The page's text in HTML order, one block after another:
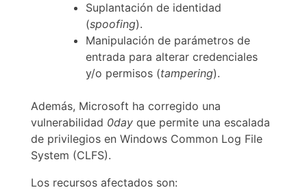
Suplantación de identidad
(spoofing).
Manipulación de parámetros de
entrada para alterar credenciales
y/o permisos (tampering).
Además, Microsoft ha corregido una
vulnerabilidad 0dayque permite una escalada
de privilegios en Windows Common Log File
System (CLFS).
Los recursos afectados son: